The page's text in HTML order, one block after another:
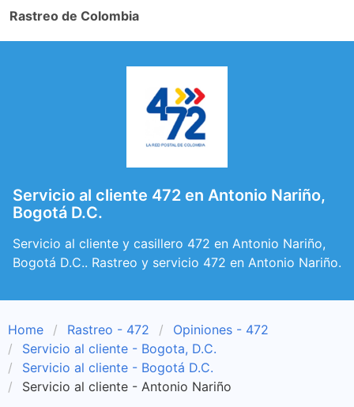
Rastreo de Colombia
Servicio al cliente 472 en Antonio Nariño,
Bogotá D.C.
Servicio al cliente y casillero 472 en Antonio Nariño,
Bogotá D.C.. Rastreo y servicio 472 en Antonio Nariño.
Home Rastreo - 472
Opiniones - 472
Servicio al cliente - Bogota, D.C.
Servicio al cliente - Bogotá D.C.
Servicio al cliente - Antonio Nariño